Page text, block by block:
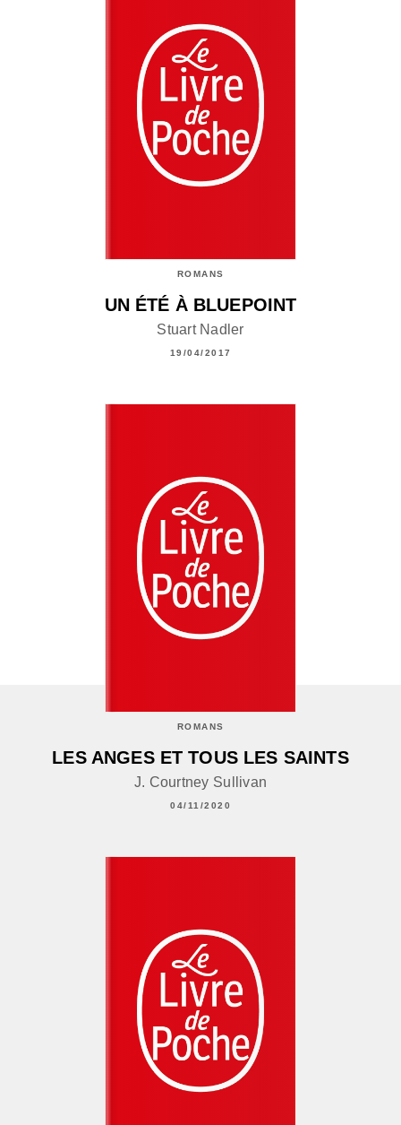
ROMANS
UN ÉTÉ À BLUEPOINT
Stuart Nadler
19/04/2017
ROMANS
LES ANGES ET TOUS LES SAINTS
J. Courtney Sullivan
04/11/2020